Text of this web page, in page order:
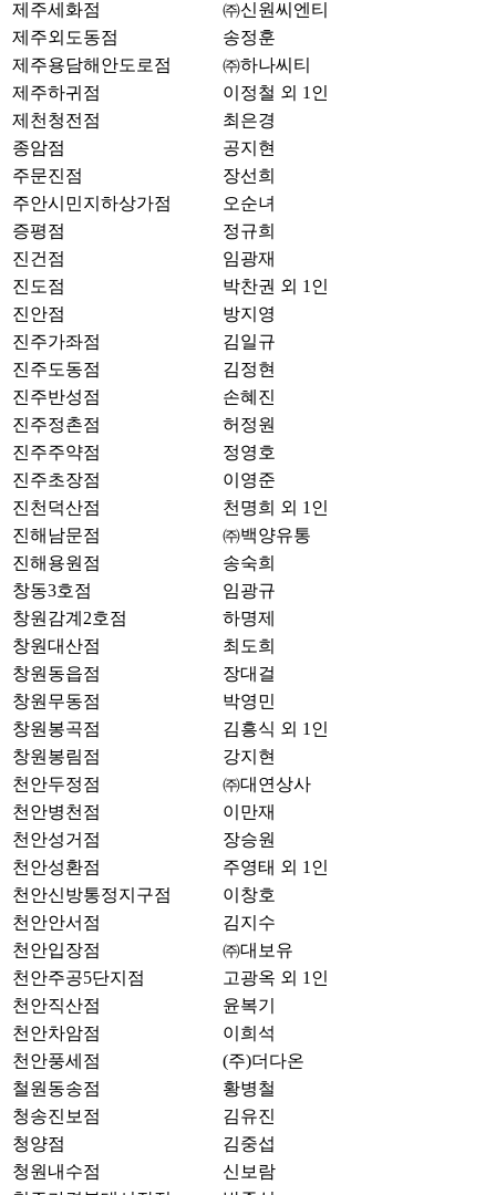
제주세화점
㈜신원씨엔티
제주외도동점
송정훈
제주용담해안도로점
㈜하나씨티
제주하귀점
이정철 외 1인
제천청전점
최은경
종암점
공지현
주문진점
장선희
주안시민지하상가점
오순녀
증평점
정규희
진건점
임광재
진도점
박찬권 외 1인
진안점
방지영
진주가좌점
김일규
진주도동점
김정현
진주반성점
손혜진
진주정촌점
허정원
진주주약점
정영호
진주초장점
이영준
진천덕산점
천명희 외 1인
진해남문점
㈜백양유통
진해용원점
송숙희
창동3호점
임광규
창원감계2호점
하명제
창원대산점
최도희
창원동읍점
장대걸
창원무동점
박영민
창원봉곡점
김흥식 외 1인
창원봉림점
강지현
천안두정점
㈜대연상사
천안병천점
이만재
천안성거점
장승원
천안성환점
주영태 외 1인
천안신방통정지구점
이창호
천안안서점
김지수
천안입장점
㈜대보유
천안주공5단지점
고광옥 외 1인
천안직산점
윤복기
천안차암점
이희석
천안풍세점
(주)더다온
철원동송점
황병철
청송진보점
김유진
청양점
김중섭
청원내수점
신보람